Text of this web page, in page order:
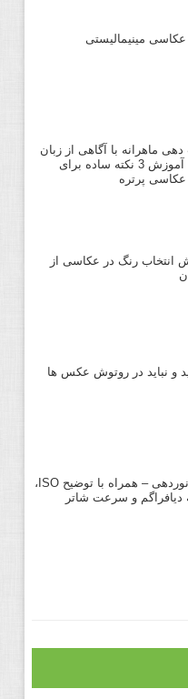
مینیمالیستی
ماهرانه با آگاهی از زبان
بدن - آموزش 3 نکته ساده برای
عکاسی پرتره
انتخاب رنگ در عکاسی از
درک نوردهی – همراه با توضیح ISO،
دیافراگم و سرعت شاتر